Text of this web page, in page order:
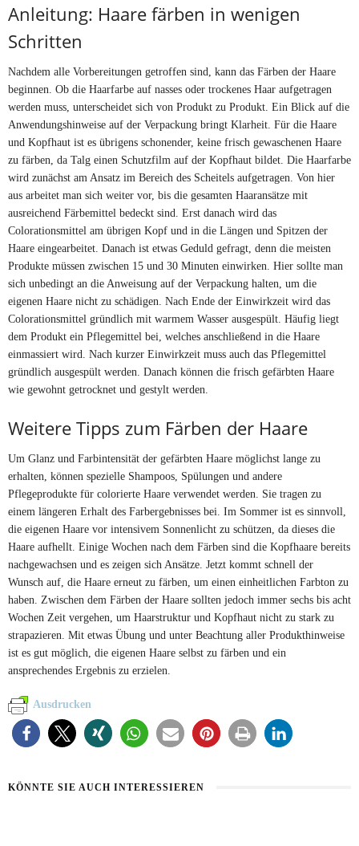
Anleitung: Haare färben in wenigen
Schritten
Nachdem alle Vorbereitungen getroffen sind, kann das Färben der Haare
beginnen. Ob die Haarfarbe auf nasses oder trockenes Haar aufgetragen
werden muss, unterscheidet sich von Produkt zu Produkt. Ein Blick auf die
Anwendungshinweise auf der Verpackung bringt Klarheit. Für die Haare
und Kopfhaut ist es übrigens schonender, keine frisch gewaschenen Haare
zu färben, da Talg einen Schutzfilm auf der Kopfhaut bildet. Die Haarfarbe
wird zunächst am Ansatz im Bereich des Scheitels aufgetragen. Von hier
aus arbeitet man sich weiter vor, bis die gesamten Haaransätze mit
ausreichend Färbemittel bedeckt sind. Erst danach wird das
Colorationsmittel am übrigen Kopf und in die Längen und Spitzen der
Haare eingearbeitet. Danach ist etwas Geduld gefragt, denn die meisten
Produkte müssen zwischen 15 und 30 Minuten einwirken. Hier sollte man
sich unbedingt an die Anweisung auf der Verpackung halten, um die
eigenen Haare nicht zu schädigen. Nach Ende der Einwirkzeit wird das
Colorationsmittel gründlich mit warmem Wasser ausgespült. Häufig liegt
dem Produkt ein Pflegemittel bei, welches anschließend in die Haare
einmassiert wird. Nach kurzer Einwirkzeit muss auch das Pflegemittel
gründlich ausgespült werden. Danach können die frisch gefärbten Haare
wie gewohnt getrocknet und gestylt werden.
Weitere Tipps zum Färben der Haare
Um Glanz und Farbintensität der gefärbten Haare möglichst lange zu
erhalten, können spezielle Shampoos, Spülungen und andere
Pflegeprodukte für colorierte Haare verwendet werden. Sie tragen zu
einem längeren Erhalt des Farbergebnisses bei. Im Sommer ist es sinnvoll,
die eigenen Haare vor intensivem Sonnenlicht zu schützen, da dieses die
Haare aufhellt. Einige Wochen nach dem Färben sind die Kopfhaare bereits
nachgewachsen und es zeigen sich Ansätze. Jetzt kommt schnell der
Wunsch auf, die Haare erneut zu färben, um einen einheitlichen Farbton zu
haben. Zwischen dem Färben der Haare sollten jedoch immer sechs bis acht
Wochen Zeit vergehen, um Haarstruktur und Kopfhaut nicht zu stark zu
strapazieren. Mit etwas Übung und unter Beachtung aller Produkthinweise
ist es gut möglich, die eigenen Haare selbst zu färben und ein
ansprechendes Ergebnis zu erzielen.
Ausdrucken
KÖNNTE SIE AUCH INTERESSIEREN